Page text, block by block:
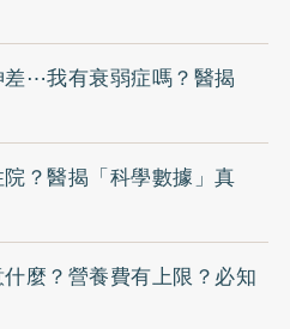
⋯我有衰弱症嗎？醫揭
？醫揭「科學數據」真
麼？營養費有上限？必知